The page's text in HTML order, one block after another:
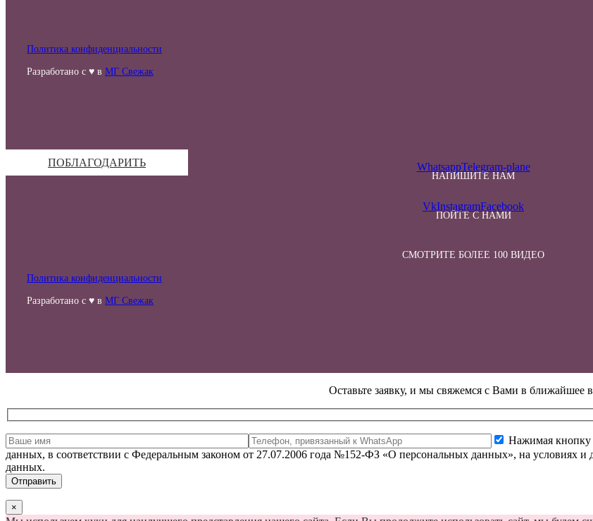
Политика конфиденциальности
Разработано с ♥ в МГ Свежак
ПОБЛАГОДАРИТЬ
НАПИШИТЕ НАМ
WhatsappTelegram-plane
ПОЙТЕ С НАМИ
VkInstagramFacebook
СМОТРИТЕ БОЛЕЕ 100 ВИДЕО
Политика конфиденциальности
Разработано с ♥ в МГ Свежак
Оставьте заявку, и мы свяжемся с Вами в ближайшее
Нажимая кнопку
данных, в соответствии с Федеральным законом от 27.07.2006 года №152-ФЗ «О персональных данных», на условиях и
данных.
×